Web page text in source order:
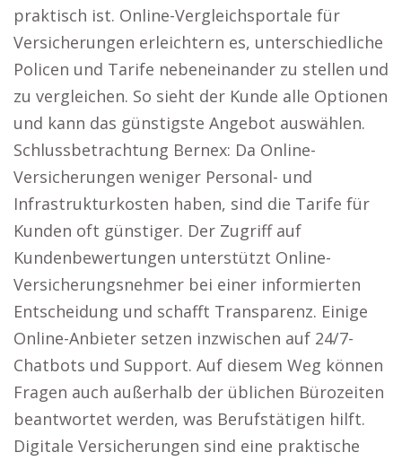
praktisch ist. Online-Vergleichsportale für
Versicherungen erleichtern es, unterschiedliche
Policen und Tarife nebeneinander zu stellen und
zu vergleichen. So sieht der Kunde alle Optionen
und kann das günstigste Angebot auswählen.
Schlussbetrachtung Bernex: Da Online-
Versicherungen weniger Personal- und
Infrastrukturkosten haben, sind die Tarife für
Kunden oft günstiger. Der Zugriff auf
Kundenbewertungen unterstützt Online-
Versicherungsnehmer bei einer informierten
Entscheidung und schafft Transparenz. Einige
Online-Anbieter setzen inzwischen auf 24/7-
Chatbots und Support. Auf diesem Weg können
Fragen auch außerhalb der üblichen Bürozeiten
beantwortet werden, was Berufstätigen hilft.
Digitale Versicherungen sind eine praktische